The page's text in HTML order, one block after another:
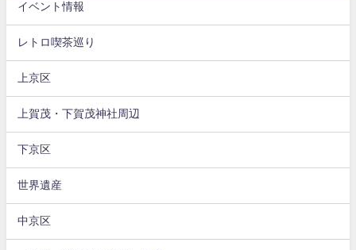
イベント情報
レトロ喫茶巡り
上京区
上賀茂・下賀茂神社周辺
下京区
世界遺産
中京区